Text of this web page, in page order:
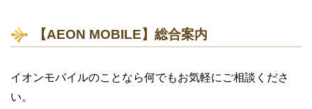
【AEON MOBILE】総合案内
イオンモバイルのことなら何でもお気軽にご相談くださ
い。